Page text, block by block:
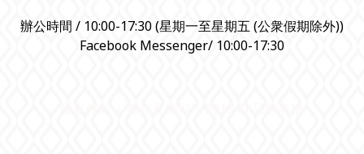
辦公時間 / 10:00-17:30 (星期一至星期五 (公衆假期除外))
Facebook Messenger/ 10:00-17:30